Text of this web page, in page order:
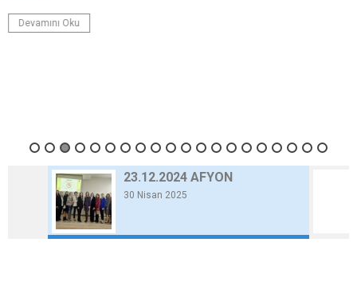
Devamını Oku
23.12.2024 AFYON
30 Nisan 2025